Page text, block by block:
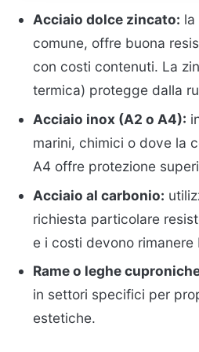
Acciaio dolce zincato: la
comune, offre buona
con costi contenuti. La
termica) protegge dalla
Acciaio inox (A2 o A4):
marini, chimici o dove la
A4 offre protezione
Acciaio al carbonio:
richiesta particolare
e i costi devono rimanere
Rame o leghe
in settori specifici per
estetiche.